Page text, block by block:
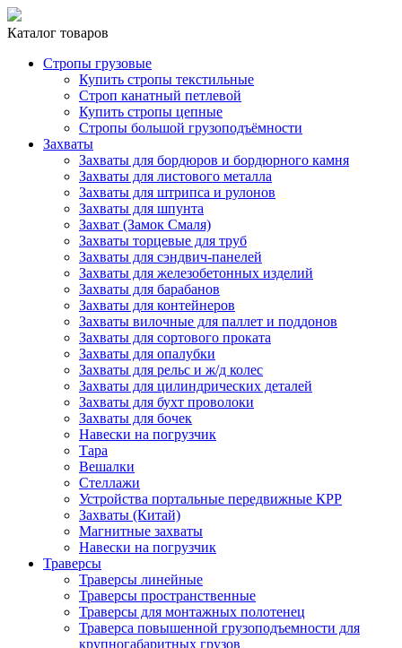
Каталог товаров
Стропы грузовые
Купить стропы текстильные
Строп канатный петлевой
Купить стропы цепные
Стропы большой грузоподъёмности
Захваты
Захваты для бордюров и бордюрного камня
Захваты для листового металла
Захваты для штрипса и рулонов
Захваты для шпунта
Захват (Замок Смаля)
Захваты торцевые для труб
Захваты для сэндвич-панелей
Захваты для железобетонных изделий
Захваты для барабанов
Захваты для контейнеров
Захваты вилочные для паллет и поддонов
Захваты для сортового проката
Захваты для опалубки
Захваты для рельс и ж/д колес
Захваты для цилиндрических деталей
Захваты для бухт проволоки
Захваты для бочек
Навески на погрузчик
Тара
Вешалки
Стеллажи
Устройства портальные передвижные КРР
Захваты (Китай)
Магнитные захваты
Навески на погрузчик
Траверсы
Траверсы линейные
Траверсы пространственные
Траверсы для монтажных полотенец
Траверса повышенной грузоподъемности для
крупногабаритных грузов